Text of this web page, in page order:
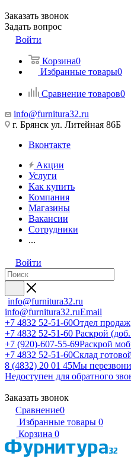
Заказать звонок
Задать вопрос
Войти
Корзина0
Избранные товары0
Сравнение товаров0
info@furnitura32.ru
г. Брянск ул. Литейная 86Б
Вконтакте
Акции
Услуги
Как купить
Компания
Магазины
Вакансии
Сотрудники
...
Войти
info@furnitura32.ru
info@furnitura32.ruEmail
+7 4832 52-51-60Отдел продаж
+7 4832 52-51-60 Раскрой
+7 (920)-607-55-69Раскрой
+7 4832 52-51-60Склад
8 (4832) 20 01 45Мы
Недоступен для обратного
Заказать звонок
Сравнение0
Избранные товары 0
Корзина 0